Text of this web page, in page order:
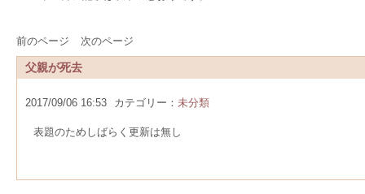
前のページ 次のページ
父親が死去
2017/09/06 16:53 カテゴリー： 未分類
表題のためしばらく更新は無し